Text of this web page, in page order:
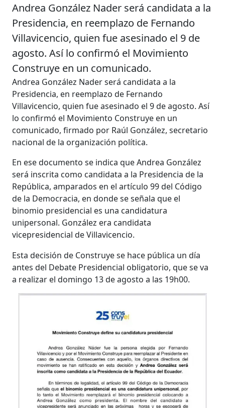
Andrea González Nader será candidata a la
Presidencia, en reemplazo de Fernando
Villavicencio, quien fue asesinado el 9 de
agosto. Así lo confirmó el Movimiento
Construye en un comunicado.
Andrea González Nader será candidata a la
Presidencia, en reemplazo de Fernando
Villavicencio, quien fue asesinado el 9 de agosto. Así
lo confirmó el Movimiento Construye en un
comunicado, firmado por Raúl González, secretario
nacional de la organización política.
En ese documento se indica que Andrea González
será inscrita como candidata a la Presidencia de la
República, amparados en el artículo 99 del Código
de la Democracia, en donde se señala que el
binomio presidencial es una candidatura
unipersonal. González era candidata
vicepresidencial de Villavicencio.
Esta decisión de Construye se hace pública un día
antes del Debate Presidencial obligatorio, que se va
a realizar el domingo 13 de agosto a las 19h00.